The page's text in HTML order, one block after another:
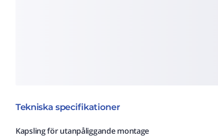
Tekniska specifikationer
Kapsling för utanpåliggande montage